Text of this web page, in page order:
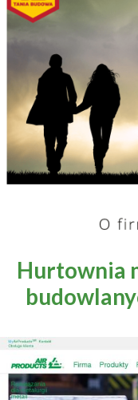
Hurtownia